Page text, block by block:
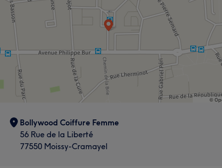
Bollywood Coiffure Femme
56 Rue de la Liberté
77550 Moissy-Cramayel